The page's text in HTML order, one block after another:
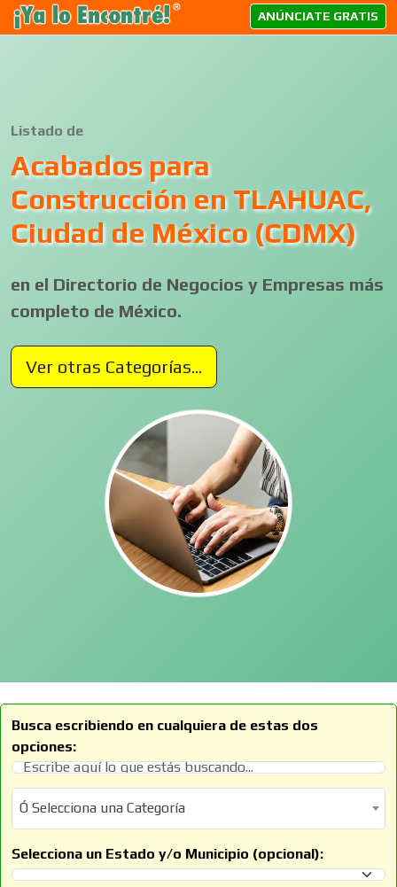
ANÚNCIATE GRATIS
Listado de
Acabados para
Construcción en TLAHUAC,
Ciudad de México (CDMX)
en el Directorio de Negocios y Empresas más
completo de México.
Ver otras Categorías...
Busca escribiendo en cualquiera de estas dos
opciones:
Ó Selecciona una Categoría
Ó Selecciona una Categoría
Selecciona un Estado y/o Municipio (opcional):
Selecciona un Estado